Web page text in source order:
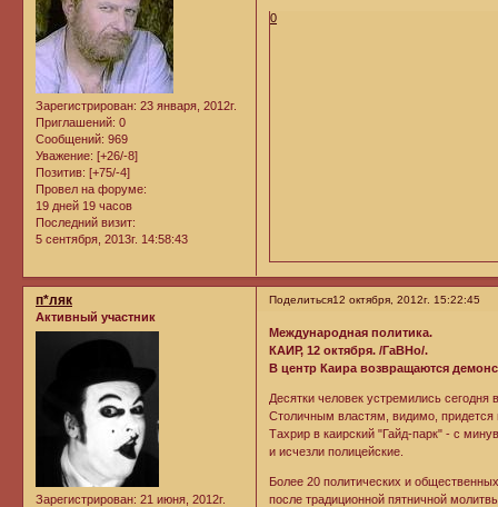
Зарегистрирован: 23 января, 2012г.
Приглашений: 0
Сообщений: 969
Уважение: [+26/-8]
Позитив: [+75/-4]
Провел на форуме:
19 дней 19 часов
Последний визит:
5 сентября, 2013г. 14:58:43
0
Поделиться12 октября, 2012г. 15:22:45
п*ляк
Активный участник
Зарегистрирован: 21 июня, 2012г.
Международная политика.
КАИР, 12 октября. /ГаВНо/.
В центр Каира возвращаются
Десятки человек устремились
Столичным властям, видимо,
Тахрир в каирский "Гайд-парк" - с
и исчезли полицейские.
Более 20 политических и
после традиционной пятничной